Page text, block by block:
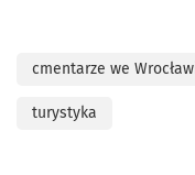
cmentarze we
turystyka